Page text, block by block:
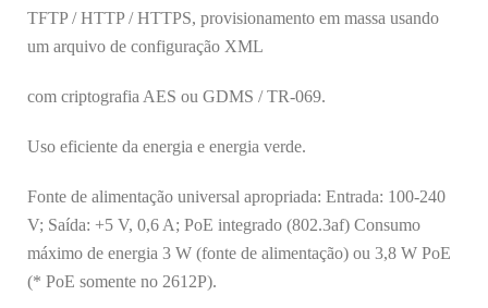
TFTP / HTTP / HTTPS, provisionamento em massa usando
um arquivo de configuração XML
com criptografia AES ou GDMS / TR-069.
Uso eficiente da energia e energia verde.
Fonte de alimentação universal apropriada: Entrada: 100-240
V; Saída: +5 V, 0,6 A; PoE integrado (802.3af) Consumo
máximo de energia 3 W (fonte de alimentação) ou 3,8 W PoE
(* PoE somente no 2612P).